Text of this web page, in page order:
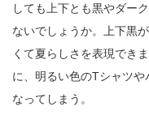
しても上下とも黒やダー
ないでしょうか。上下黒
くて夏らしさを表現でき
に、明るい色のTシャツや
なってしまう。